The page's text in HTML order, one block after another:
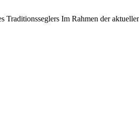
Traditionsseglers Im Rahmen der